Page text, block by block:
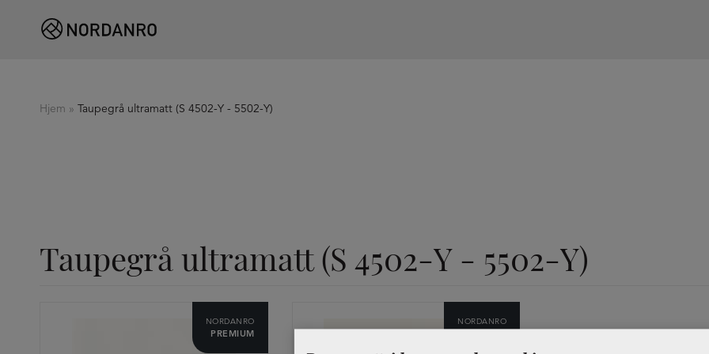
Hjem » Taupegrå ultramatt (S 4502-Y - 5502-Y)
Taupegrå ultramatt (S 4502-Y - 5502-Y)
NORDANRO
PREMIUM
NORDANRO